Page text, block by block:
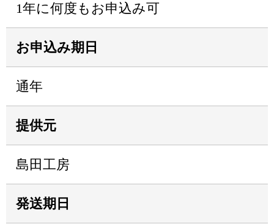
1年に何度もお申込み可
お申込み期日
通年
提供元
島田工房
発送期日